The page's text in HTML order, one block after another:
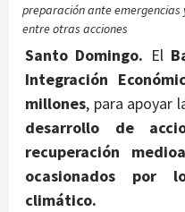
preparación ante emergencias
entre otras acciones
Santo Domingo. El
Integración
millones, para apoyar
desarrollo de
recuperación
ocasionados por
climático.